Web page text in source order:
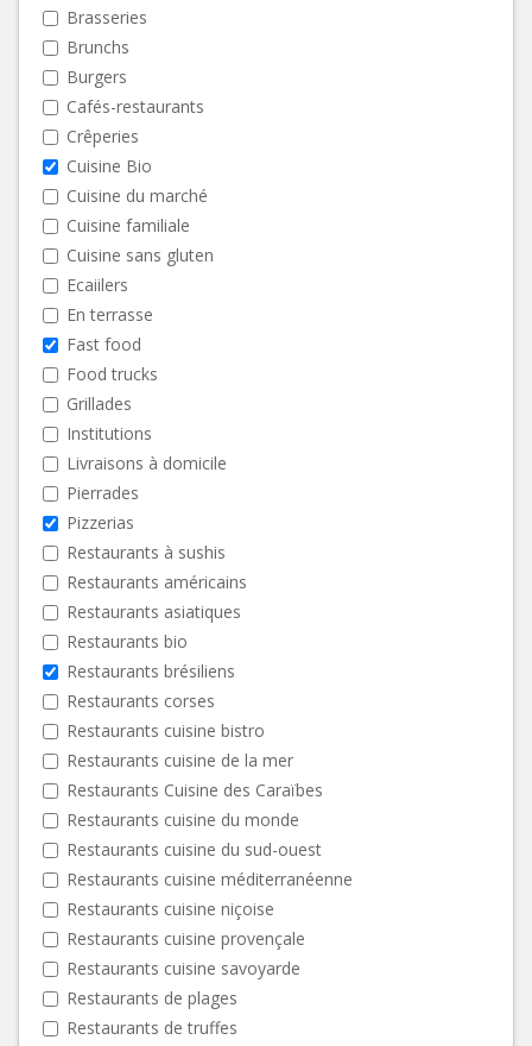
Brasseries
Brunchs
Burgers
Cafés-restaurants
Crêperies
Cuisine Bio
Cuisine du marché
Cuisine familiale
Cuisine sans gluten
Ecaiilers
En terrasse
Fast food
Food trucks
Grillades
Institutions
Livraisons à domicile
Pierrades
Pizzerias
Restaurants à sushis
Restaurants américains
Restaurants asiatiques
Restaurants bio
Restaurants brésiliens
Restaurants corses
Restaurants cuisine bistro
Restaurants cuisine de la mer
Restaurants Cuisine des Caraïbes
Restaurants cuisine du monde
Restaurants cuisine du sud-ouest
Restaurants cuisine méditerranéenne
Restaurants cuisine niçoise
Restaurants cuisine provençale
Restaurants cuisine savoyarde
Restaurants de plages
Restaurants de truffes